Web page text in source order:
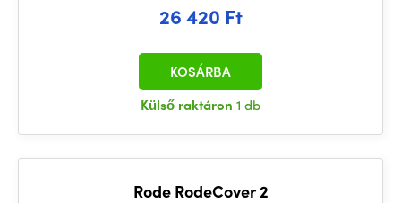
26 420 Ft
Külső raktáron 1 db
KOSÁRBA
Rode RodeCover 2